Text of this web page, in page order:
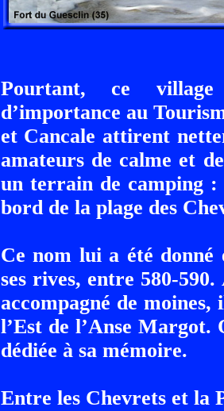
Pourtant, ce village
d’importance au
et Cancale attirent
amateurs de calme et
un terrain de camping :
bord de la plage des
Ce nom lui a été
ses rives, entre 580-
accompagné de
l’Est de l’Anse
dédiée à sa mémoire.
Entre les Chevrets et la